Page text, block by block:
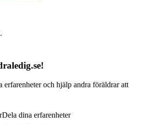
erfarenheter och hjälp andra föräldrar att
Dela dina erfarenheter